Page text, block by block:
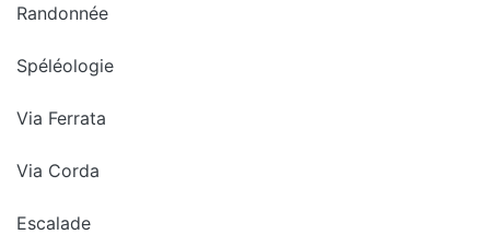
Randonnée
Spéléologie
Via Ferrata
Via Corda
Escalade